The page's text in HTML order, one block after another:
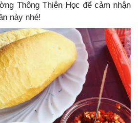
Thông Thiên Học để cảm nhận
này nhé!